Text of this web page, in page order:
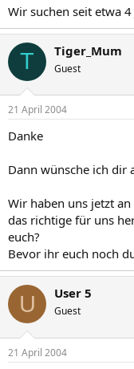
Wir suchen seit etwa
T Tiger_Mum
Guest
21 April 2004
Danke
Dann wünsche ich dir
Wir haben uns jetzt
das richtige für uns
euch?
Bevor ihr euch noch
U User 5
Guest
21 April 2004